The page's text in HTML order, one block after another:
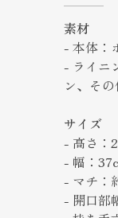
素材
- 本体：
- ライニ
ン、その
サイズ
- 高さ：
- 幅：
- マチ：
- 開口部